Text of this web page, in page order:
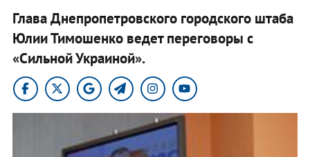
Глава Днепропетровского городского штаба
Юлии Тимошенко ведет переговоры с
«Сильной Украиной».